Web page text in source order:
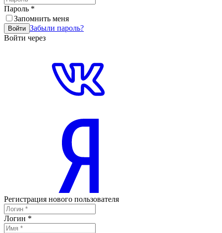
Пароль *
Запомнить меня
Войти Забыли пароль?
Войти через
Регистрация нового пользователя
Логин *